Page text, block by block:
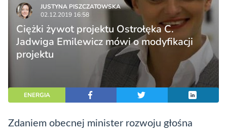
JUSTYNA PISZCZATOWSKA
02.12.2019 16:58
Ciężki żywot projektu Ostrołęka C.
Jadwiga Emilewicz mówi o modyfikacji
projektu
ENERGIA
Zdaniem obecnej minister rozwoju głośna